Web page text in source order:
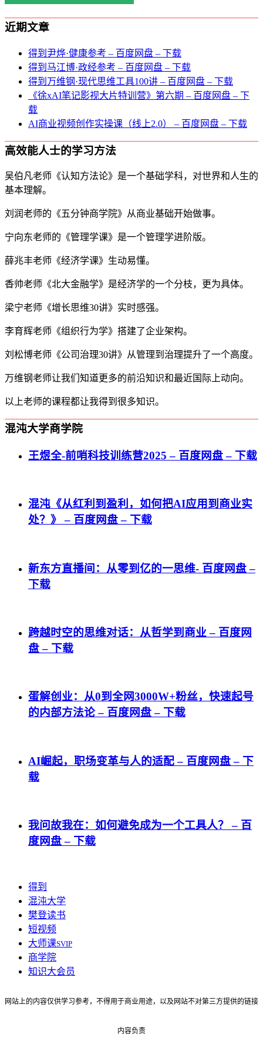
近期文章
得到尹烨·健康参考 – 百度网盘 – 下载
得到马江博·政经参考 – 百度网盘 – 下载
得到万维钢·现代思维⼯具100讲 – 百度网盘 – 下载
《徐xAI笔记影视大片特训营》第六期 – 百度网盘 – 下
载
AI商业视频创作实操课（线上2.0） – 百度网盘 – 下载
高效能人士的学习方法
吴伯凡老师《认知方法论》是一个基础学科，对世界和人生的
基本理解。
刘润老师的《五分钟商学院》从商业基础开始做事。
宁向东老师的《管理学课》是一个管理学进阶版。
薛兆丰老师《经济学课》生动易懂。
香帅老师《北大金融学》是经济学的一个分枝，更为具体。
梁宁老师《增长思维30讲》实时感强。
李育辉老师《组织行为学》搭建了企业架构。
刘松博老师《公司治理30讲》从管理到治理提升了一个高度。
万维钢老师让我们知道更多的前沿知识和最近国际上动向。
以上老师的课程都让我得到很多知识。
混沌大学商学院
王煜全-前哨科技训练营2025 – 百度网盘 – 下载
混沌《从红利到盈利，如何把AI应用到商业实
处？》 – 百度网盘 – 下载
新东方直播间：从零到亿的一思维- 百度网盘 –
下载
跨越时空的思维对话：从哲学到商业 – 百度网
盘 – 下载
蛋解创业：从0到全网3000W+粉丝，快速起号
的内部方法论 – 百度网盘 – 下载
AI崛起，职场变革与人的适配 – 百度网盘 – 下
载
我问故我在：如何避免成为一个工具人？ – 百
度网盘 – 下载
得到
混沌大学
樊登读书
短视频
大师课SVIP
商学院
知识大会员
网站上的内容仅供学习参考，不得用于商业用途，以及网站不对第三方提供的链接
内容负责